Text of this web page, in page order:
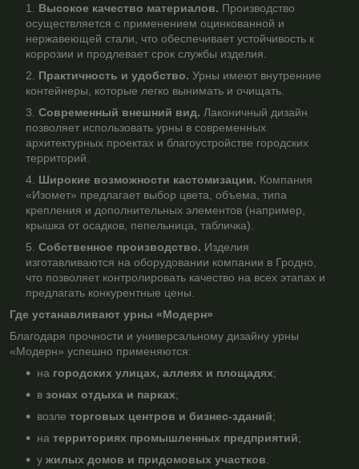
Высокое качество материалов. Производство
осуществляется с применением оцинкованной и
нержавеющей стали, что обеспечивает устойчивость к
коррозии и продлевает срок службы изделия.
Практичность и удобство. Урны имеют внутренние
контейнеры, которые легко вынимать и очищать.
Современный внешний вид. Лаконичный дизайн
позволяет использовать урны в современных
архитектурных проектах и благоустройстве городских
территорий.
Широкие возможности кастомизации. Компания
«Изомет» предлагает выбор цвета, объема, типа
крепления и дополнительных элементов (например,
крышка от осадков, пепельница, табличка).
Собственное производство. Изделия
изготавливаются на оборудовании компании в Гродно,
что позволяет контролировать качество на всех этапах и
предлагать конкурентные цены.
Где устанавливают урны «Модерн»
Благодаря прочности и универсальному дизайну урны
«Модерн» успешно применяются:
на городских улицах, аллеях и площадях;
в зонах отдыха и парках;
возле торговых центров и бизнес-зданий;
на территориях промышленных предприятий;
у жилых домов и придомовых участков